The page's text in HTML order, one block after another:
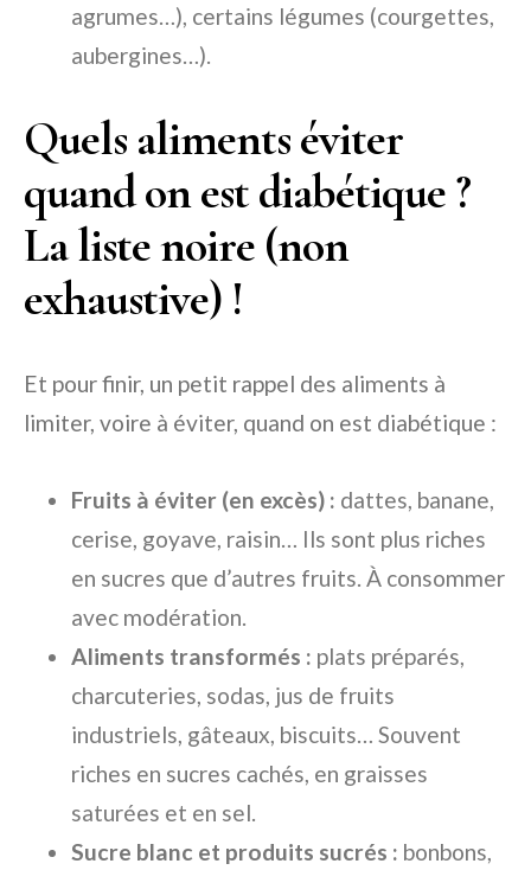
agrumes…), certains légumes (courgettes,
aubergines…).
Quels aliments éviter
quand on est diabétique ?
La liste noire (non
exhaustive) !
Et pour finir, un petit rappel des aliments à
limiter, voire à éviter, quand on est diabétique :
Fruits à éviter (en excès) : dattes, banane,
cerise, goyave, raisin… Ils sont plus riches
en sucres que d’autres fruits. À consommer
avec modération.
Aliments transformés : plats préparés,
charcuteries, sodas, jus de fruits
industriels, gâteaux, biscuits… Souvent
riches en sucres cachés, en graisses
saturées et en sel.
Sucre blanc et produits sucrés : bonbons,